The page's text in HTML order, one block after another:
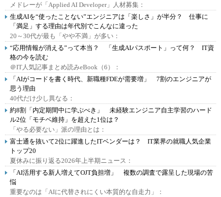
メドレーが「Applied AI Developer」人材募集：
生成AIを“使ったことない”エンジニアは「楽しさ」が半分？ 仕事に
「満足」する理由は年代別でこんなに違った
20～30代が最も「やや不満」が多い：
“応用情報が消える”って本当？ 「生成AIパスポート」って何？ IT資
格の今を読む
＠IT人気記事まとめ読みeBook（6）：
「AIがコードを書く時代、新職種FDEが需要増」 7割のエンジニアが
思う理由
40代だけ少し異なる：
約8割「内定期間中に学ぶべき」 未経験エンジニア自主学習のハード
ル2位「モチベ維持」を超えた1位は？
「やる必要ない」派の理由とは：
富士通を抜いて2位に躍進したITベンダーは？ IT業界の就職人気企業
トップ20
夏休みに振り返る2026年上半期ニュース：
「AI活用する新人増えてOJT負担増」 複数の調査で露呈した現場の苦
悩
重要なのは「AIに代替されにくい本質的な自走力」：